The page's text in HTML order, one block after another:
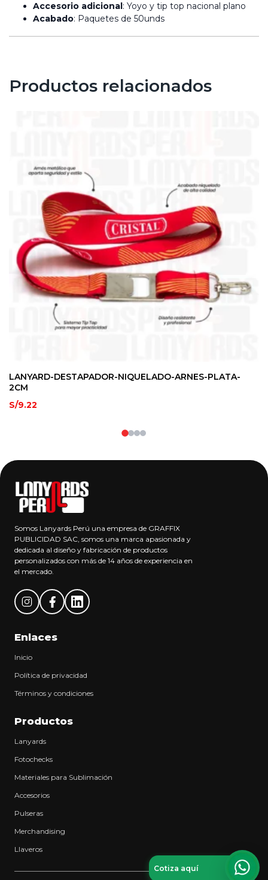
Accesorio adicional: Yoyo y tip top nacional plano
Acabado: Paquetes de 50unds
Productos relacionados
LANYARD-DESTAPADOR-NIQUELADO-ARNES-PLATA-
2CM
S/9.22
Somos Lanyards Perú una empresa de GRAFFIX
PUBLICIDAD SAC, somos una marca apasionada y
dedicada al diseño y fabricación de productos
personalizados con más de 14 años de experiencia en
el mercado.
Enlaces
Inicio
Política de privacidad
Términos y condiciones
Productos
Lanyards
Fotochecks
Materiales para Sublimación
Accesorios
Pulseras
Merchandising
Llaveros
Cotiza aquí